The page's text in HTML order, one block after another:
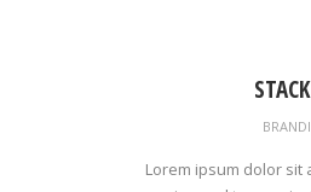
Lorem ipsum dolor sit